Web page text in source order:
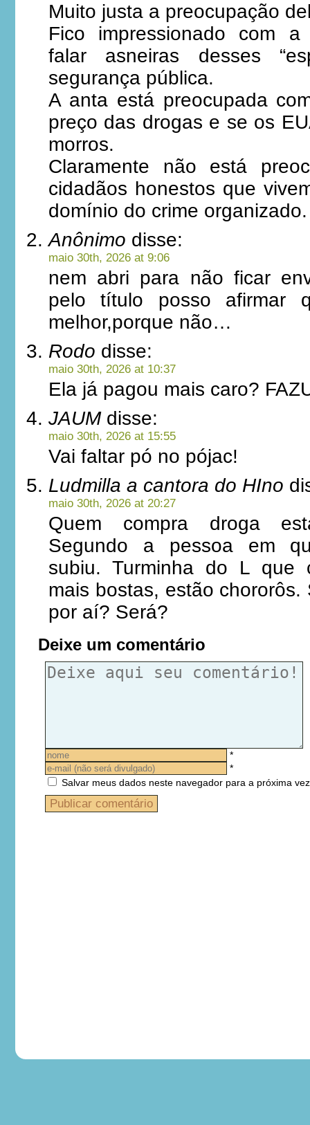
Muito justa a preocupação
Fico impressionado com
falar asneiras desses
segurança pública.
A anta está preocupada
preço das drogas e se os
morros.
Claramente não está
cidadãos honestos que
domínio do crime organizado.
Anônimo disse:
maio 30th, 2026 at 9:06
nem abri para não ficar
pelo título posso afirmar
melhor,porque não…
Rodo disse:
maio 30th, 2026 at 10:37
Ela já pagou mais caro?
JAUMdisse:
maio 30th, 2026 at 15:55
Vai faltar pó no pójac!
Ludmilla a cantora do HIno
maio 30th, 2026 at 20:27
Quem compra droga
Segundo a pessoa em
subiu. Turminha do L que
mais bostas, estão chororôs.
por aí? Será?
Deixe um comentário
*
*
Salvar meus dados neste navegador para a próxima